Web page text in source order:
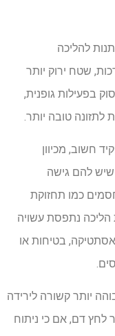
להליכה
שטח ירוק יותר
בפעילות גופנית,
לתזונה טובה יותר.
חשוב, מכיוון
שיש להם גישה
כמו תחזוקת
הליכה נתפסת עשויה
בטיחות או
יותר קשורה לירידה
לחץ דם, אם כי ניתוח